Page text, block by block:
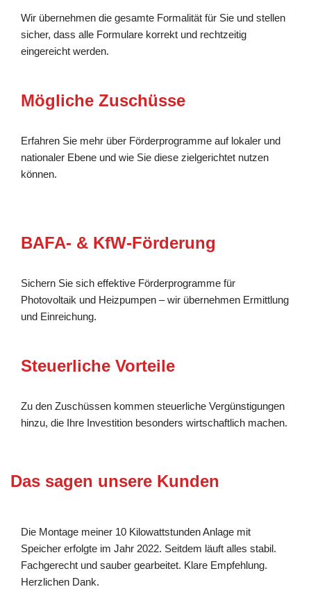
Wir übernehmen die gesamte Formalität für Sie und stellen
sicher, dass alle Formulare korrekt und rechtzeitig
eingereicht werden.
Mögliche Zuschüsse
Erfahren Sie mehr über Förderprogramme auf lokaler und
nationaler Ebene und wie Sie diese zielgerichtet nutzen
können.
BAFA- & KfW-Förderung
Sichern Sie sich effektive Förderprogramme für
Photovoltaik und Heizpumpen – wir übernehmen Ermittlung
und Einreichung.
Steuerliche Vorteile
Zu den Zuschüssen kommen steuerliche Vergünstigungen
hinzu, die Ihre Investition besonders wirtschaftlich machen.
Das sagen unsere Kunden
Die Montage meiner 10 Kilowattstunden Anlage mit
Speicher erfolgte im Jahr 2022. Seitdem läuft alles stabil.
Fachgerecht und sauber gearbeitet. Klare Empfehlung.
Herzlichen Dank.